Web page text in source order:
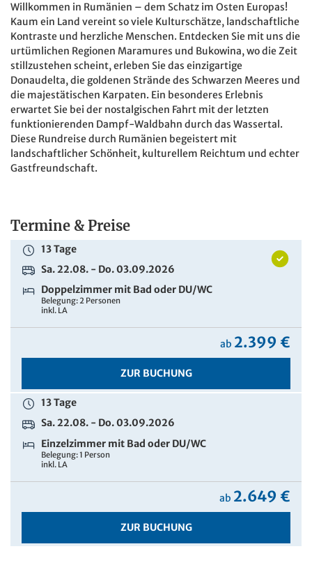
Willkommen in Rumänien – dem Schatz im Osten Europas!
Kaum ein Land vereint so viele Kulturschätze, landschaftliche
Kontraste und herzliche Menschen. Entdecken Sie mit uns die
urtümlichen Regionen Maramures und Bukowina, wo die Zeit
stillzustehen scheint, erleben Sie das einzigartige
Donaudelta, die goldenen Strände des Schwarzen Meeres und
die majestätischen Karpaten. Ein besonderes Erlebnis
erwartet Sie bei der nostalgischen Fahrt mit der letzten
funktionierenden Dampf-Waldbahn durch das Wassertal.
Diese Rundreise durch Rumänien begeistert mit
landschaftlicher Schönheit, kulturellem Reichtum und echter
Gastfreundschaft.
Termine & Preise
13 Tage
Sa. 22.08. - Do. 03.09.2026
Doppelzimmer mit Bad oder DU/WC
Belegung: 2 Personen
inkl. LA
ab 2.399 €
ZUR BUCHUNG
13 Tage
Sa. 22.08. - Do. 03.09.2026
Einzelzimmer mit Bad oder DU/WC
Belegung: 1 Person
inkl. LA
ab 2.649 €
ZUR BUCHUNG